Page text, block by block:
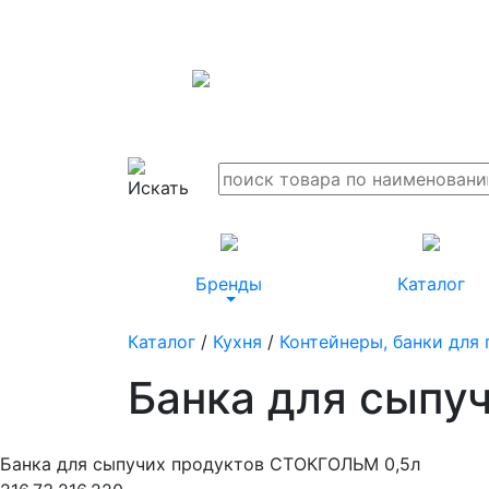
Бренды Каталог
Каталог / Кухня / Контейнеры, банки для
Банка для
Банка для сыпучих продуктов СТОКГОЛЬМ 0,5л